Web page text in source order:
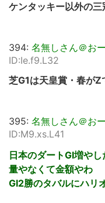
ケンタッキー以外の三
394: 名無しさん＠お
ID:Ie.f9.L32
芝G1は天皇賞・春がZ
395: 名無しさん＠お
ID:M9.xs.L41
日本のダートGI増や
量やなくて金額やわ
GI2勝のタバルにハリ